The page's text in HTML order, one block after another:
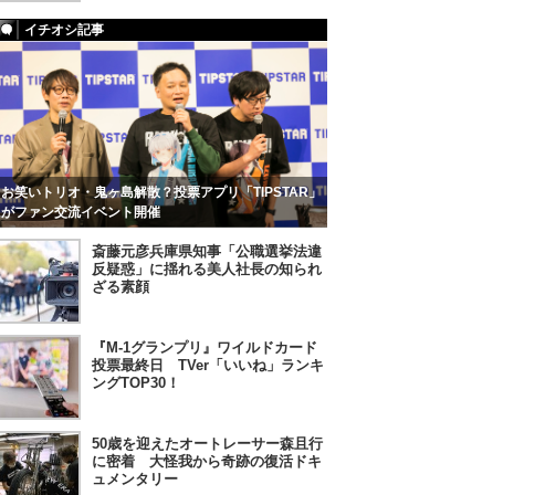
イチオシ記事
お笑いトリオ・鬼ヶ島解散？投票アプリ「TIPSTAR」
がファン交流イベント開催
斎藤元彦兵庫県知事「公職選挙法違
反疑惑」に揺れる美人社長の知られ
ざる素顔
『M-1グランプリ』ワイルドカード
投票最終日 TVer「いいね」ランキ
ングTOP30！
50歳を迎えたオートレーサー森且行
に密着 大怪我から奇跡の復活ドキ
ュメンタリー